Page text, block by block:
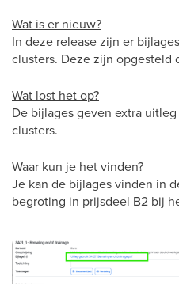
Wat is er nieuw?
In deze release zijn er
clusters. Deze zijn opgesteld
Wat lost het op?
De bijlages geven extra
clusters.
Waar kun je het vinden?
Je kan de bijlages vinden in
begroting in prijsdeel B2 bij